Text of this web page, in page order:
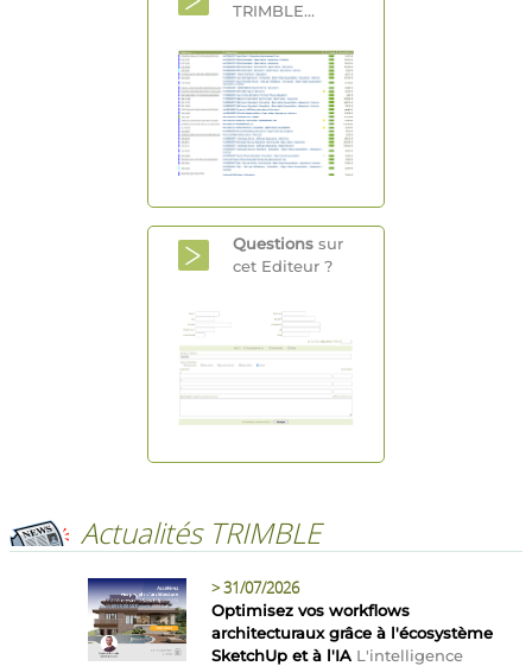
TRIMBLE...
Questions sur
cet Editeur ?
Actualités TRIMBLE
>31/07/2026
Optimisez vos workflows
architecturaux grâce à l'écosystème
SketchUp et à l'IA L'intelligence